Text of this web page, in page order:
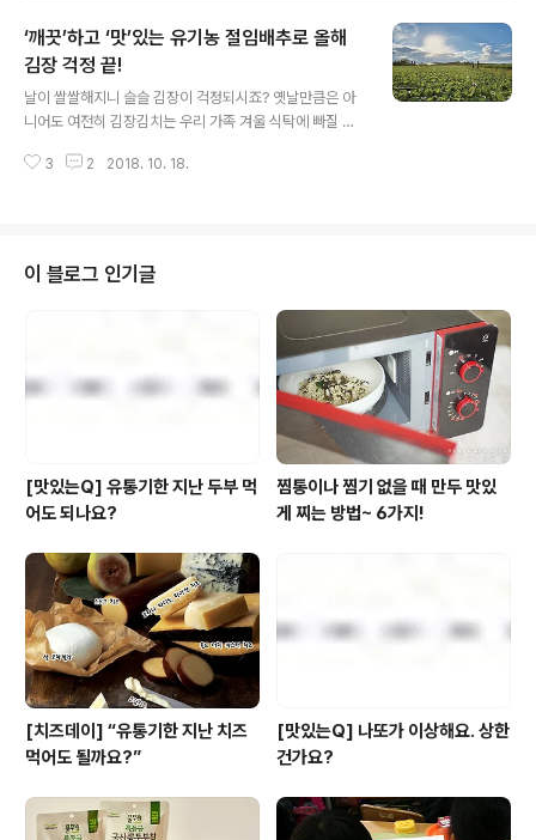
의성에서 자란 ‘저탄소 복숭아’로 만든 올가의 복숭아 병조
림은 어떻게 만들어지는지 함께 살펴볼까요? ㅇ 저탄소 농
법으로 재배한 경북 의성 ‘복숭아’, 병조림으로 만나다 ㅇ
가을, 겨울에도 여름 복숭아의 맛을 ‘허’하라통조림이 있어
여름이 아닌 다른 계절에도 물론 황도나 백도를 먹을 수는
있습니다. 하지만 통조림은 대부분 원물 원산지가 외국이
‘깨끗’하고 ‘맛’있는 유기농 절임배추로 올해
김장 걱정 끝!
날이 쌀쌀해지니 슬슬 김장이 걱정되시죠? 옛날만큼은 아
니어도 여전히 김장김치는 우리 가족 겨울 식탁에 빠질 수
에 배추를 절이고, 허리 굽혀 김장을 할 생각을 하니 벌써부
려한 천일염, 깨끗한 공정까지 생각하여 안심하고 먹을 수
있는 ‘유기농 절임 배추’를 준비했답니다. 유기농법으로 건
강하게 자란 배추가,철저한 위생관리를 통해 완벽한 ‘절임
배추’로 탄생하기까지! 올가의 ‘유기농 절임 배추’, 어떻게
만들어지는지 함께 살펴 볼까요? ‘깨끗’하고 ‘맛’있는 유기
농 절임배추로 올..
3 2 2018. 10. 18.
이 블로그 인기글
[맛있는Q] 유통기한 지난 두부 먹
어도 되나요?
찜통이나 찜기 없을 때 만두 맛있
게 찌는 방법~ 6가지!
[치즈데이] “유통기한 지난 치즈
먹어도 될까요?”
[맛있는Q] 나또가 이상해요. 상한
건가요?